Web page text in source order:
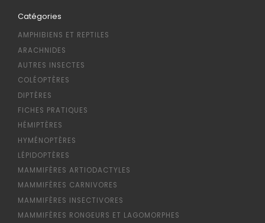
Catégories
AMPHIBIENS ET REPTILES
ARACHNIDES
AUTRES INSECTES
COLÉOPTÈRES
DIPTÈRES
FICHES PRATIQUES
HÉMIPTÈRES
HYMÉNOPTÈRES
LÉPIDOPTÈRES
MAMMIFÈRES ARTIODACTYLES
MAMMIFÈRES CARNIVORES
MAMMIFÈRES INSECTIVORES
MAMMIFÈRES RONGEURS ET LAGOMORPHES